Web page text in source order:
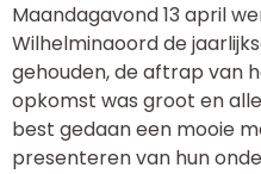
Maandagavond 13 april
Wilhelminaoord de
gehouden, de aftrap van
opkomst was groot en
best gedaan een mooie
presenteren van hun